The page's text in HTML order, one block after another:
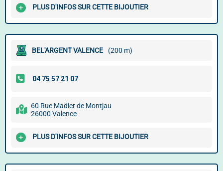
PLUS D'INFOS SUR CETTE BIJOUTIER
BEL'ARGENT VALENCE (200 m)
60 Rue Madier de Montjau
26000 Valence
PLUS D'INFOS SUR CETTE BIJOUTIER